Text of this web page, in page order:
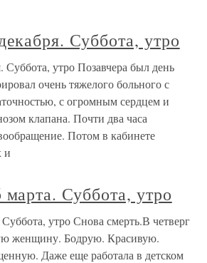
Суббота, утро
Суббота, утро Позавчера был день
очень тяжелого больного с
с огромным сердцем и
клапана. Почти два часа
Потом в кабинете
и
Суббота, утро
утро Снова смерть.В четверг
женщину. Бодрую. Красивую.
Даже еще работала в детском